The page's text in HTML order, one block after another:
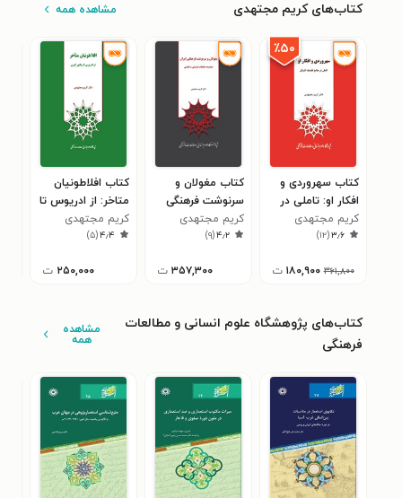
کتاب‌های کریم مجتهدی مشاهده همه
٪۵۰
کتاب سهروردی و
افکار او: تاملی در
منابع فلسفه اشراق
کریم مجتهدی
۳٫۶(۱۲)
۳۶۱,۸۰۰ ۱۸۰,۹۰۰ ت
کتاب مغولان و
سرنوشت فرهنگی
ایران
ک‍ری‍م‌ م‍ج‍ت‍ه‍دی‌
۴٫۲(۹)
۳۵۷,۳۰۰ ت
کتاب افلاطونیان
متاخر: از ادریوس تا
ویکتور کوزن
کریم مجتهدی
۴٫۴(۵)
۲۵۰,۰۰۰ ت
کتاب‌های پژوهشگاه علوم انسانی و مطالعات
فرهنگی
مشاهده
همه